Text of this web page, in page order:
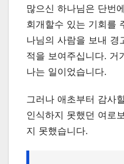
많으신 하나님은 단번
회개할수 있는 기회를
나님의 사람을 보내 경
적을 보여주십니다. 거
나는 일이었습니다.
그러나 애초부터 감사
인식하지 못했던 여로
지 못했습니다.